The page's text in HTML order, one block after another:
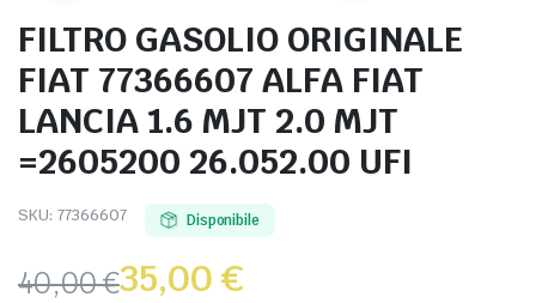
FILTRO GASOLIO ORIGINALE
FIAT 77366607 ALFA FIAT
LANCIA 1.6 MJT 2.0 MJT
=2605200 26.052.00 UFI
SKU: 77366607 Disponibile
40,00€35,00€